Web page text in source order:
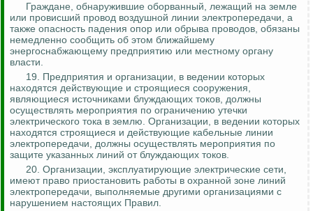
Граждане, обнаружившие оборванный, лежащий на земле
или провисший провод воздушной линии электропередачи, а
также опасность падения опор или обрыва проводов, обязаны
немедленно сообщить об этом ближайшему
энергоснабжающему предприятию или местному органу
власти.
19. Предприятия и организации, в ведении которых
находятся действующие и строящиеся сооружения,
являющиеся источниками блуждающих токов, должны
осуществлять мероприятия по ограничению утечки
электрического тока в землю. Организации, в ведении которых
находятся строящиеся и действующие кабельные линии
электропередачи, должны осуществлять мероприятия по
защите указанных линий от блуждающих токов.
20. Организации, эксплуатирующие электрические сети,
имеют право приостановить работы в охранной зоне линий
электропередачи, выполняемые другими организациями с
нарушением настоящих Правил.